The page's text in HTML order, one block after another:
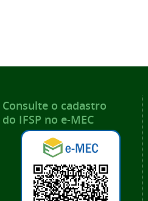
Consulte o cadastro
do IFSP no e-MEC